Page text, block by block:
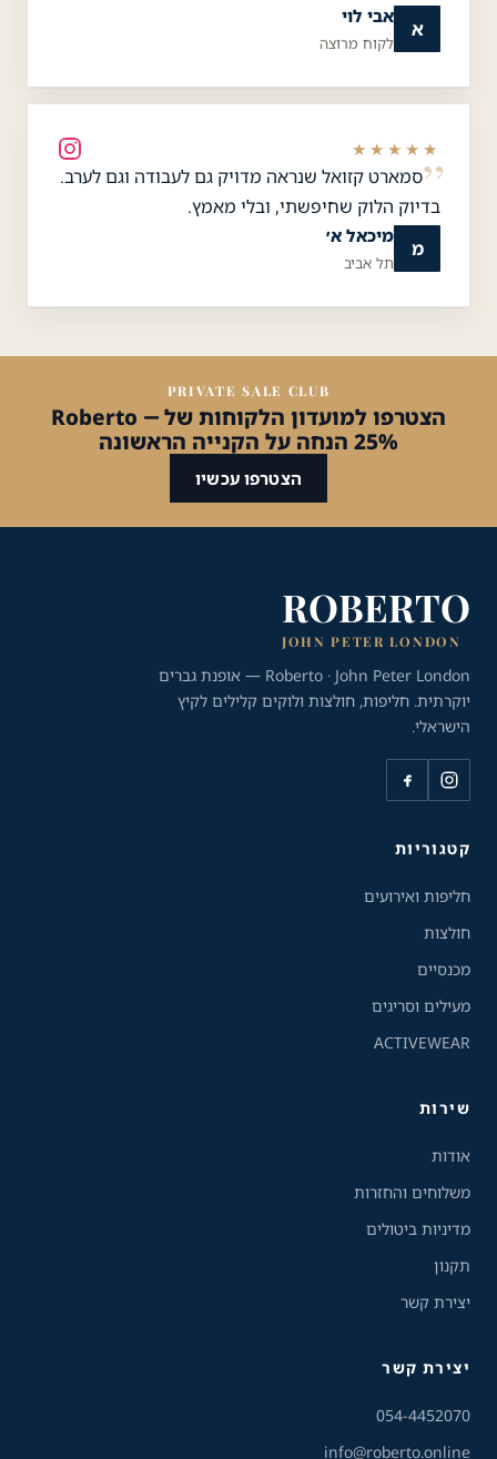
א
אבי לוי
לקוח מרוצה
★★★★★
סמארט קזואל שנראה מדויק גם לעבודה וגם לערב.
בדיוק הלוק שחיפשתי, ובלי מאמץ.
מ
מיכאל א׳
תל אביב
PRIVATE SALE CLUB
הצטרפו למועדון הלקוחות של Roberto —
25% הנחה על הקנייה הראשונה
הצטרפו עכשיו
ROBERTO
JOHN PETER LONDON
Roberto · John Peter London — אופנת גברים
יוקרתית. חליפות, חולצות ולוקים קלילים לקיץ
הישראלי.
קטגוריות
חליפות ואירועים
חולצות
מכנסיים
מעילים וסריגים
ACTIVEWEAR
שירות
אודות
משלוחים והחזרות
מדיניות ביטולים
תקנון
יצירת קשר
יצירת קשר
054-4452070
info@roberto.online
כלי נגישות
גודל טקסט
A-
שירות הלקוחות והמכירות